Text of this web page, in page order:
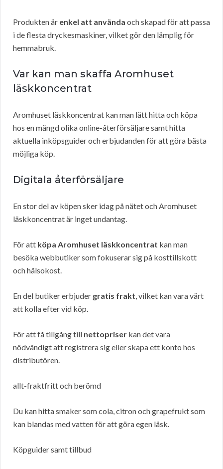
Produkten är enkel att använda och skapad för att passa
i de flesta dryckesmaskiner, vilket gör den lämplig för
hemmabruk.
Var kan man skaffa Aromhuset
läskkoncentrat
Aromhuset läskkoncentrat kan man lätt hitta och köpa
hos en mängd olika online-återförsäljare samt hitta
aktuella inköpsguider och erbjudanden för att göra bästa
möjliga köp.
Digitala återförsäljare
En stor del av köpen sker idag på nätet och Aromhuset
läskkoncentrat är inget undantag.
För att köpa Aromhuset läskkoncentrat kan man
besöka webbutiker som fokuserar sig på kosttillskott
och hälsokost.
En del butiker erbjuder gratis frakt, vilket kan vara värt
att kolla efter vid köp.
För att få tillgång till nettopriser kan det vara
nödvändigt att registrera sig eller skapa ett konto hos
distributören.
allt-fraktfritt och berömd
Du kan hitta smaker som cola, citron och grapefrukt som
kan blandas med vatten för att göra egen läsk.
Köpguider samt tillbud